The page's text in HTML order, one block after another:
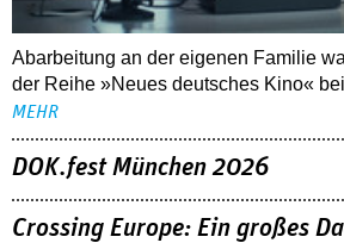
Abarbeitung an der eigenen Familie
der Reihe »Neues deutsches Kino«
MEHR
DOK.fest München 2026
Crossing Europe: Ein großes